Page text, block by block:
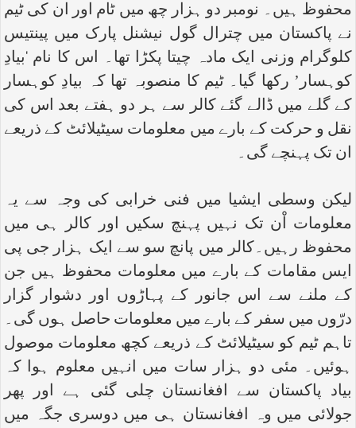
محفوظ ہیں۔ نومبر دو ہزار چھ میں ٹام اور ان کی ٹیم
نے پاکستان میں چترال گول نیشنل پارک میں پینتیس
کلوگرام وزنی ایک مادہ چیتا پکڑا تھا۔ اس کا نام ‘بیادِ
کوہسار’ رکھا گیا۔ ٹیم کا منصوبہ تھا کہ بیادِ کوہسار
کے گلے میں ڈالے گئے کالر سے ہر دو ہفتے بعد اس کی
نقل و حرکت کے بارے میں معلومات سیٹیلائٹ کے ذریعے
ان تک پہنچے گی۔
لیکن وسطی ایشیا میں فنی خرابی کی وجہ سے یہ
معلومات اْن تک نہیں پہنچ سکیں اور کالر ہی میں
محفوظ رہیں۔کالر میں پانچ سو سے ایک ہزار جی پی
ایس مقامات کے بارے میں معلومات محفوظ ہیں جن
کے ملنے سے اس جانور کے پہاڑوں اور دشوار گزار
درّوں میں سفر کے بارے میں معلومات حاصل ہوں گی۔
تاہم ٹیم کو سیٹیلائٹ کے ذریعے کچھ معلومات موصول
ہوئیں۔ مئی دو ہزار سات میں انہیں معلوم ہوا کہ
بیاد پاکستان سے افغانستان چلی گئی ہے اور پھر
جولائی میں وہ افغانستان ہی میں دوسری جگہ میں